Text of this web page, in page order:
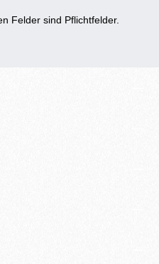
Felder sind Pflichtfelder.